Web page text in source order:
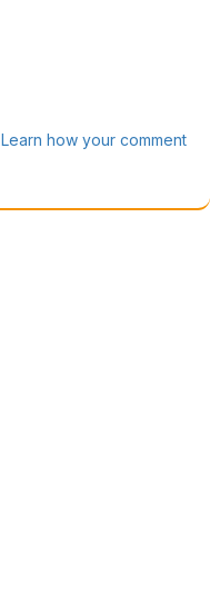
Learn how your comment